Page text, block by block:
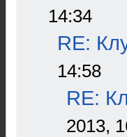
14:34
RE:
14:58
RE:
2013,